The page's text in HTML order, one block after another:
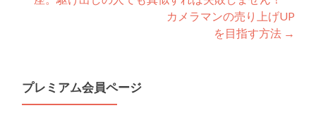
navigation
カメラマンの売り上げUP
を目指す方法 →
プレミアム会員ページ